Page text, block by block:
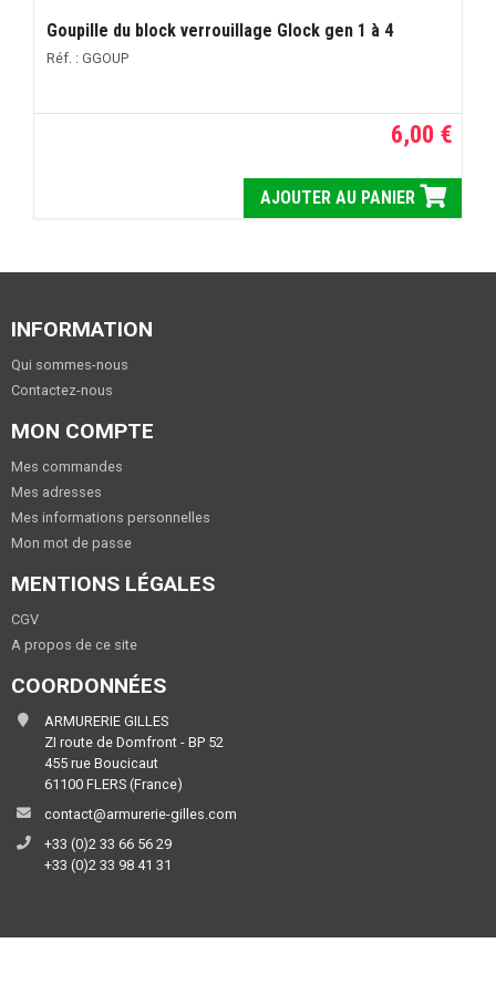
Goupille du block verrouillage Glock gen 1 à 4
Réf. : GGOUP
6,00 €
AJOUTER AU PANIER
INFORMATION
Qui sommes-nous
Contactez-nous
MON COMPTE
Mes commandes
Mes adresses
Mes informations personnelles
Mon mot de passe
MENTIONS LÉGALES
CGV
A propos de ce site
COORDONNÉES
ARMURERIE GILLES
ZI route de Domfront - BP 52
455 rue Boucicaut
61100 FLERS (France)
contact@armurerie-gilles.com
+33 (0)2 33 66 56 29
+33 (0)2 33 98 41 31